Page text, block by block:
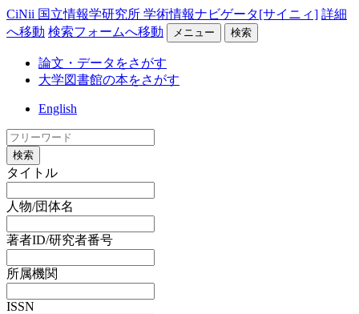
CiNii 国立情報学研究所 学術情報ナビゲータ[サイニィ] 詳細
へ移動 検索フォームへ移動 メニュー 検索
論文・データをさがす
大学図書館の本をさがす
English
検索
タイトル
人物/団体名
著者ID/研究者番号
所属機関
ISSN